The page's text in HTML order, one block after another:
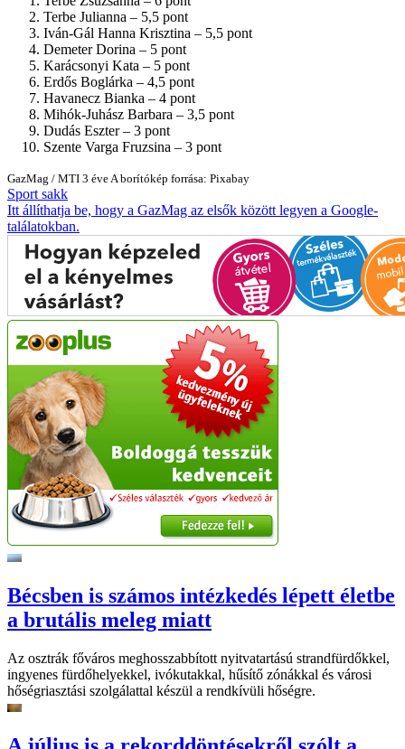
Terbe Julianna – 5,5 pont
Iván-Gál Hanna Krisztina – 5,5 pont
Demeter Dorina – 5 pont
Karácsonyi Kata – 5 pont
Erdős Boglárka – 4,5 pont
Havanecz Bianka – 4 pont
Mihók-Juhász Barbara – 3,5 pont
Dudás Eszter – 3 pont
Szente Varga Fruzsina – 3 pont
GazMag / MTI 3 éve A borítókép forrása: Pixabay
Sport sakk
Itt állíthatja be, hogy a GazMag az elsők között legyen a Google-
találatokban.
Bécsben is számos intézkedés lépett életbe
a brutális meleg miatt
Az osztrák főváros meghosszabbított nyitvatartású strandfürdőkkel,
ingyenes fürdőhelyekkel, ivókutakkal, hűsítő zónákkal és városi
hőségriasztási szolgálattal készül a rendkívüli hőségre.